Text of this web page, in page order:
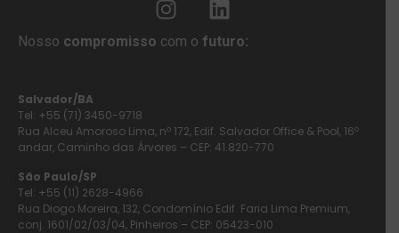
Nosso compromisso com o futuro:
Salvador/BA
Tel: +55 (71) 3450-9718
Rua Alceu Amoroso Lima, nº 172, Edif. Salvador Office & Pool, 16º
andar, Caminho das Árvores – CEP: 41.820-770
São Paulo/SP
Tel: +55 (11) 2628-4966
Rua Diogo Moreira, 132, Condomínio Edif. Faria Lima Premium,
conj. 1601/02/03/04, Pinheiros – CEP: 05423-010